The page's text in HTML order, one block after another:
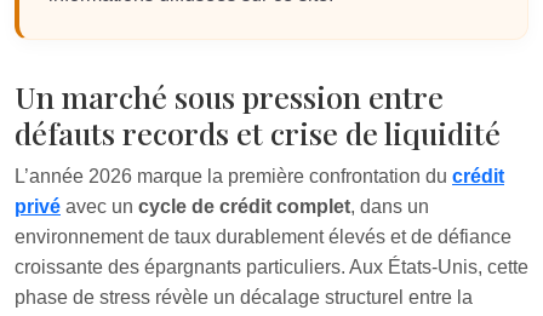
Un marché sous pression entre
défauts records et crise de liquidité
L’année 2026 marque la première confrontation du crédit
privé avec un cycle de crédit complet, dans un
environnement de taux durablement élevés et de défiance
croissante des épargnants particuliers. Aux États-Unis, cette
phase de stress révèle un décalage structurel entre la